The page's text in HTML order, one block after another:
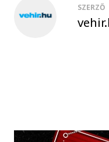
SZERZŐ